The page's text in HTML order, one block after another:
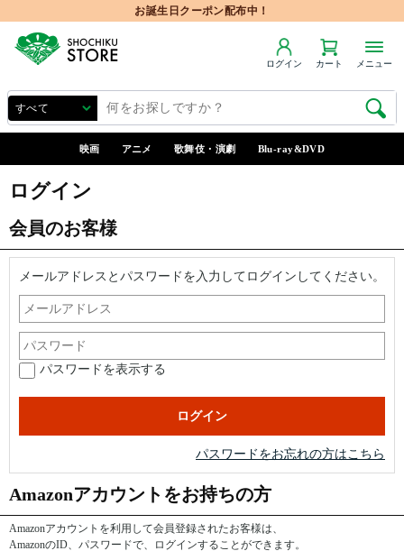
お誕生日クーポン配布中！
ログイン カート メニュー
映画 アニメ 歌舞伎・演劇 Blu-ray&DVD
ログイン
会員のお客様
メールアドレスとパスワードを入力してログインしてください。
パスワードを表示する
パスワードをお忘れの方はこちら
Amazonアカウントをお持ちの方
Amazonアカウントを利用して会員登録されたお客様は、
AmazonのID、パスワードで、ログインすることができます。